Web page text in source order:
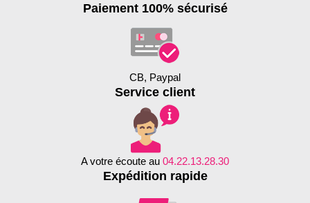
Paiement 100% sécurisé
CB, Paypal
Service client
A votre écoute au 04.22.13.28.30
Expédition rapide